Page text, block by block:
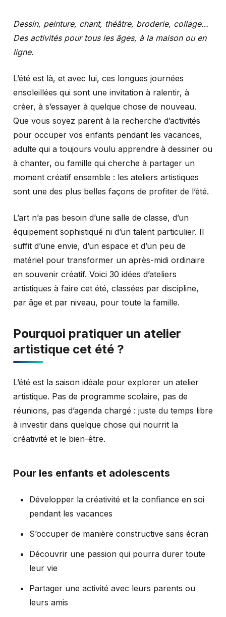
Dessin, peinture, chant, théâtre, broderie, collage…
Des activités pour tous les âges, à la maison ou en
ligne.
L’été est là, et avec lui, ces longues journées
ensoleillées qui sont une invitation à ralentir, à
créer, à s’essayer à quelque chose de nouveau.
Que vous soyez parent à la recherche d’activités
pour occuper vos enfants pendant les vacances,
adulte qui a toujours voulu apprendre à dessiner ou
à chanter, ou famille qui cherche à partager un
moment créatif ensemble : les ateliers artistiques
sont une des plus belles façons de profiter de l’été.
L’art n’a pas besoin d’une salle de classe, d’un
équipement sophistiqué ni d’un talent particulier. Il
suffit d’une envie, d’un espace et d’un peu de
matériel pour transformer un après-midi ordinaire
en souvenir créatif. Voici 30 idées d’ateliers
artistiques à faire cet été, classées par discipline,
par âge et par niveau, pour toute la famille.
Pourquoi pratiquer un atelier
artistique cet été ?
L’été est la saison idéale pour explorer un atelier
artistique. Pas de programme scolaire, pas de
réunions, pas d’agenda chargé : juste du temps libre
à investir dans quelque chose qui nourrit la
créativité et le bien-être.
Pour les enfants et adolescents
Développer la créativité et la confiance en soi
pendant les vacances
S’occuper de manière constructive sans écran
Découvrir une passion qui pourra durer toute
leur vie
Partager une activité avec leurs parents ou
leurs amis